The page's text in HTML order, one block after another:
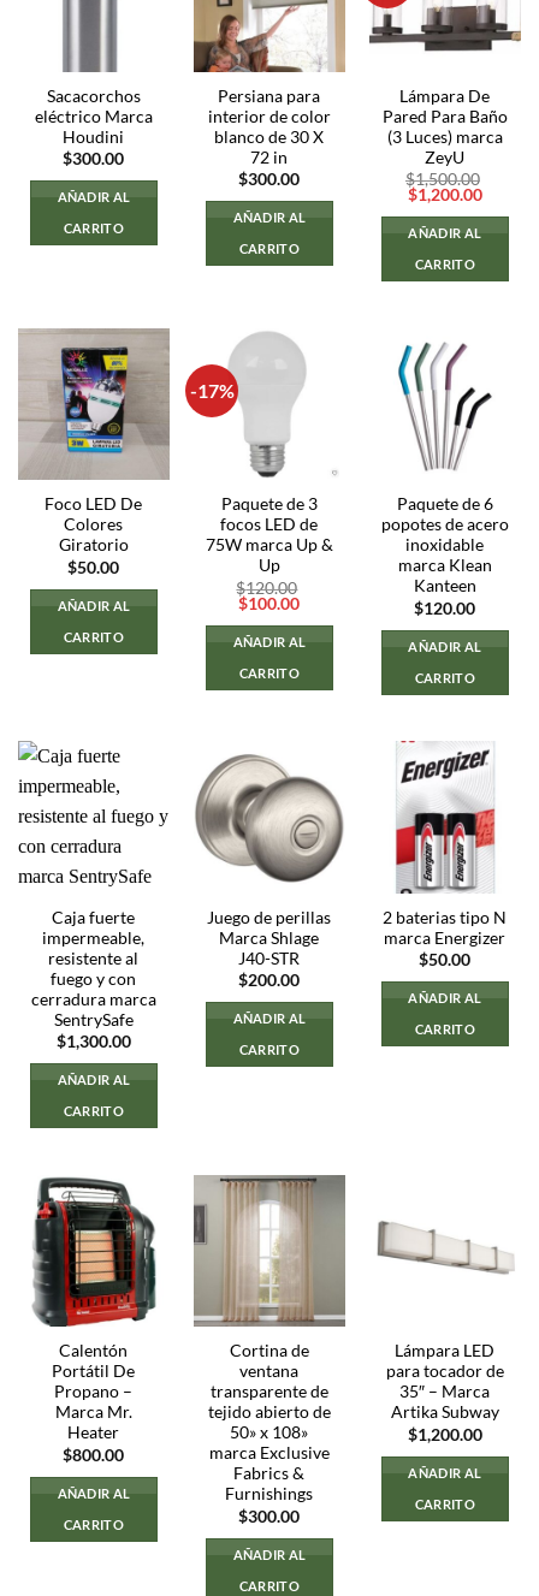
Sacacorchos
eléctrico Marca
Houdini
$300.00
AÑADIR AL
CARRITO
Persiana para
interior de color
blanco de 30 X
72 in
$300.00
AÑADIR AL
CARRITO
Lámpara De
Pared Para Baño
(3 Luces) marca
ZeyU
$1,500.00
El
precio
original
era:
$1,500.00.
$1,200.00El
es:
AÑADIR AL
CARRITO
Foco LED De
Colores
Giratorio
$50.00
AÑADIR AL
CARRITO
-17%
Paquete de 3
focos LED de
75W marca Up &
Up
$120.00
El
original
era:
$120.00.
$100.00El
actual
es:
AÑADIR AL
CARRITO
Paquete de 6
popotes de acero
inoxidable
marca Klean
Kanteen
$120.00
AÑADIR AL
CARRITO
Caja fuerte
impermeable,
resistente al
fuego y con
cerradura marca
SentrySafe
$1,300.00
AÑADIR AL
CARRITO
Juego de perillas
Marca Shlage
J40-STR
$200.00
AÑADIR AL
CARRITO
2 baterias tipo N
marca Energizer
$50.00
AÑADIR AL
CARRITO
Calentón
Portátil De
Propano –
Marca Mr.
Heater
$800.00
AÑADIR AL
CARRITO
Cortina de
ventana
transparente de
tejido abierto de
50» x 108»
marca Exclusive
Fabrics &
Furnishings
$300.00
AÑADIR AL
CARRITO
Lámpara LED
para tocador de
35″ – Marca
Artika Subway
$1,200.00
AÑADIR AL
CARRITO